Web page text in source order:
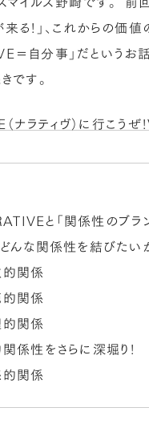
る！」、これからの価値
＝自分事」だというお話
です。
ナラティヴ）に行こうぜ
と「関係性のブラン
んな関係性を結びたい
関係
関係
関係
係性をさらに深堀り！
関係